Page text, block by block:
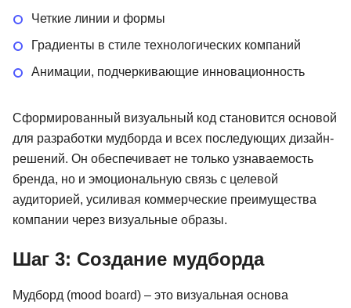
Четкие линии и формы
Градиенты в стиле технологических компаний
Анимации, подчеркивающие инновационность
Сформированный визуальный код становится основой
для разработки мудборда и всех последующих дизайн-
решений. Он обеспечивает не только узнаваемость
бренда, но и эмоциональную связь с целевой
аудиторией, усиливая коммерческие преимущества
компании через визуальные образы.
Шаг 3: Создание мудборда
Мудборд (mood board) – это визуальная основа